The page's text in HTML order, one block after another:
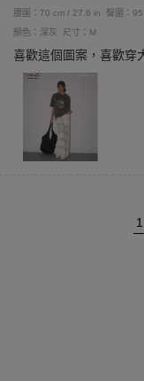
腰圍：70 cm / 27.6 in
臀圍：
顏色：深灰
尺寸：M
喜歡這個圖案，喜歡穿
1